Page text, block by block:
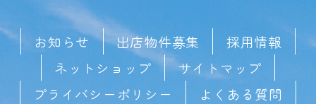
お知らせ 出店物件募集
採用情報
ネットショップ
サイトマップ
プライバシーポリシー
よくある質問